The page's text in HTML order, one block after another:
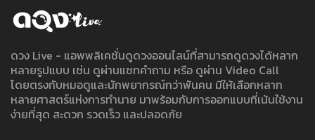
ดวง Live - แอพพลิเคชั่นดูดวงออนไลน์ที่สามารถดูดวงได้หลาก
หลายรูปแบบ เช่น ดูผ่านแชทคำถาม หรือ ดูผ่าน Video Call
โดยตรงกับหมอดูและนักพยากรณ์กว่าพันคน มีให้เลือกหลาก
หลายศาสตร์แห่งการทำนาย มาพร้อมกับการออกแบบที่เน้นใช้งาน
ง่ายที่สุด สะดวก รวดเร็ว และปลอดภัย